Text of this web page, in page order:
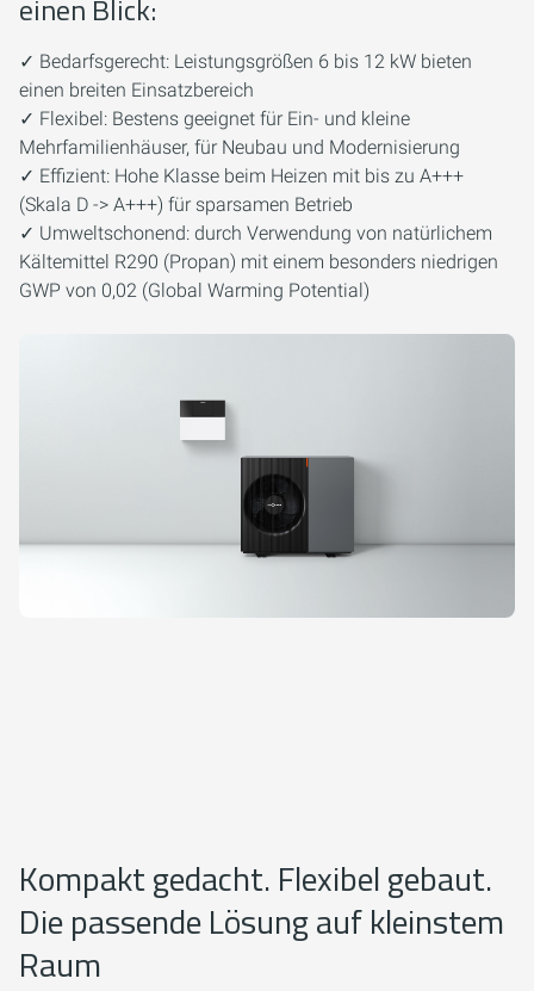
einen Blick:
✓ Bedarfsgerecht: Leistungsgrößen 6 bis 12 kW bieten
einen breiten Einsatzbereich
✓ Flexibel: Bestens geeignet für Ein- und kleine
Mehrfamilienhäuser, für Neubau und Modernisierung
✓ Effizient: Hohe Klasse beim Heizen mit bis zu A+++
(Skala D -> A+++) für sparsamen Betrieb
✓ Umweltschonend: durch Verwendung von natürlichem
Kältemittel R290 (Propan) mit einem besonders niedrigen
GWP von 0,02 (Global Warming Potential)
Kompakt gedacht. Flexibel gebaut.
Die passende Lösung auf kleinstem
Raum